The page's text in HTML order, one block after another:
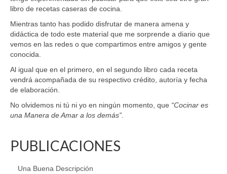
libro de recetas caseras de cocina.
Mientras tanto has podido disfrutar de manera amena y
didáctica de todo este material que me sorprende a diario que
vemos en las redes o que compartimos entre amigos y gente
conocida.
Al igual que en el primero, en el segundo libro cada receta
vendrá acompañada de su respectivo crédito, autoría y fecha
de elaboración.
No olvidemos ni tú ni yo en ningún momento, que “Cocinar es
una Manera de Amar a los demás”.
PUBLICACIONES
Una Buena Descripción